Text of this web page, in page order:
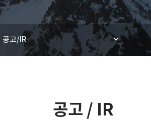
공고/IR
공고 / IR